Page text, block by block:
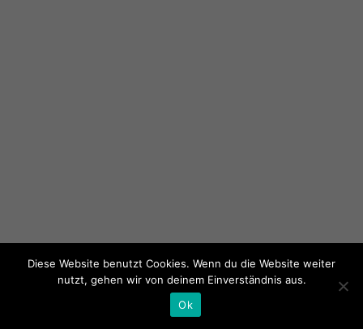
Diese Website benutzt Cookies. Wenn du die Website weiter
nutzt, gehen wir von deinem Einverständnis aus.
Ok